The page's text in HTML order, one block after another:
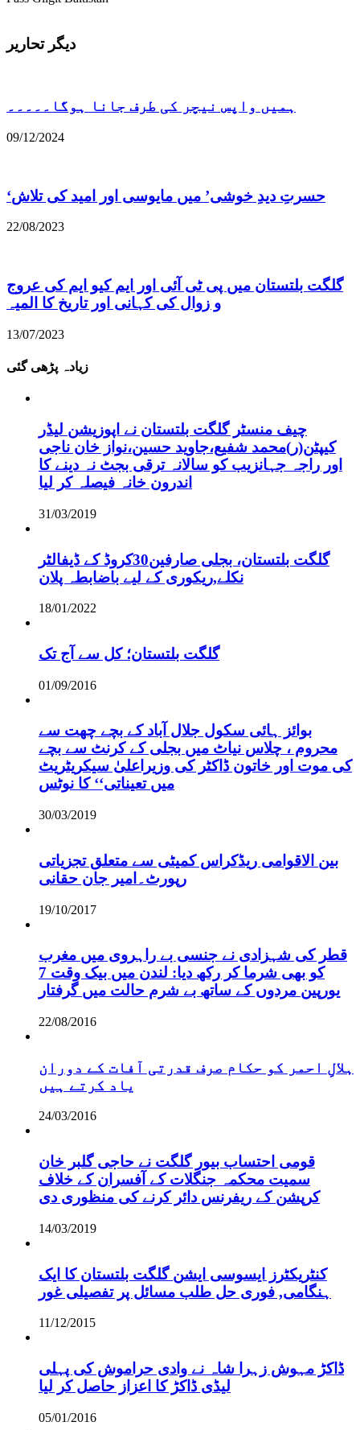
دیگر تحاریر
ہمیں واپس نیچر کی طرف جانا ہوگا۔۔۔۔۔
09/12/2024
22/08/2023
گلگت بلتستان میں پی ٹی آئی اور ایم کیو ایم کی عروج
و زوال کی کہانی اور تاریخ کا المیہ
13/07/2023
زیادہ پڑھی گئی
چیف منسٹر گلگت بلتستان نے اپوزیشن لیڈر
کیپٹن(ر)محمد شفیع،جاوید حسین،نواز خان ناجی
اور راجہ جہانزیب کو سالانہ ترقی بجٹ نہ دینے کا
اندرون خانہ فیصلہ کر لیا
31/03/2019
گلگت بلتستان، بجلی صارفین30کروڈ کے ڈیفالٹر
نکلے,ریکوری کے لیے باضابطہ پلان
18/01/2022
گلگت بلتستان؛ کل سے آج تک
01/09/2016
بوائز ہائی سکول جلال آباد کے بچے چھت سے
محروم ، چلاس نیاٹ میں بجلی کے کرنٹ سے بچے
کی موت اور خاتون ڈاکٹر کی وزیراعلیٰ سیکریٹریٹ
میں تعیناتی‘‘ کا نوٹس
30/03/2019
بین الاقوامی ریڈکراس کمیٹی سے متعلق تجزیاتی
رپورٹ۔امیر جان حقانی
19/10/2017
قطر کی شہزادی نے جنسی بے راہروی میں مغرب
کو بھی شرما کر رکھ دیا: لندن میں بیک وقت 7
یورپین مردوں کے ساتھ بے شرم حالت میں گرفتار
22/08/2016
ہلالِ احمر کو حکام صرف قدرتی آفات کے دوران
یاد کرتے ہیں
24/03/2016
قومی احتساب بیور گلگت نے حاجی گلبر خان
سمیت محکمہ جنگلات کے آفسران کے خلاف
کرپشن کے ریفرنس دائر کرنے کی منظوری دی
14/03/2019
کنٹریکٹرز ایسوسی ایشن گلگت بلتستان کا ایک
ہنگامی, فوری حل طلب مسائل پر تفصیلی غور
11/12/2015
ڈاکڑ مہوش زہرا شاہ نے وادی حراموش کی پہلی
لیڈی ڈاکڑ کا اعزاز حاصل کر لیا
05/01/2016